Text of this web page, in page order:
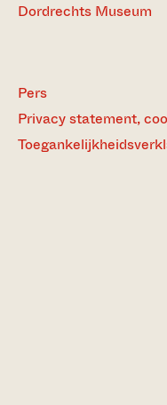
Dordrechts Museum
Pers
Privacy statement,